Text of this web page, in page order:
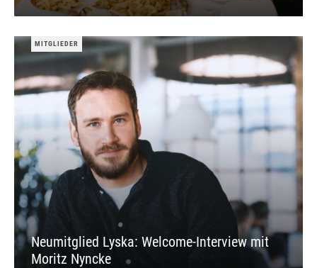
MITGLIEDER
Neumitglied Lyska: Welcome-Interview mit
Moritz Nyncke